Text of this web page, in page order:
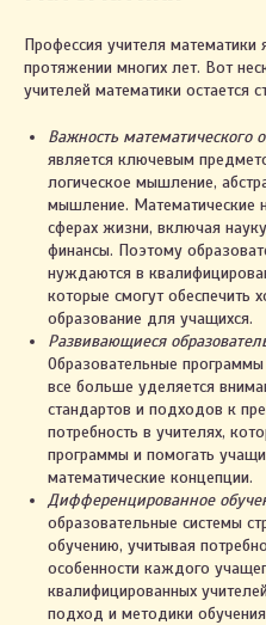
Профессия учителя математики
протяжении многих лет. Вот
учителей математики остается
Важность математического
является ключевым
логическое мышление,
мышление. Математические
сферах жизни, включая
финансы. Поэтому
нуждаются в
которые смогут обеспечить
образование для учащихся.
Развивающиеся
Образовательные
все больше уделяется
стандартов и подходов к
потребность в учителях,
программы и помогать
математические концепции.
Дифференцированное
образовательные системы
обучению, учитывая
особенности каждого
квалифицированных
подход и методики